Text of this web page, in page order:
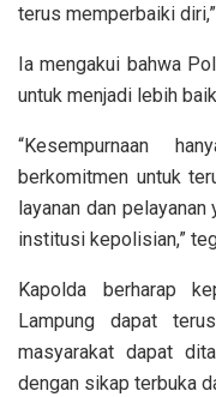
terus memperbaiki
Ia mengakui bahwa
untuk menjadi lebih
“Kesempurnaan
berkomitmen untuk
layanan dan
institusi kepolisian,”
Kapolda berharap
Lampung dapat
masyarakat dapat
dengan sikap terbuka